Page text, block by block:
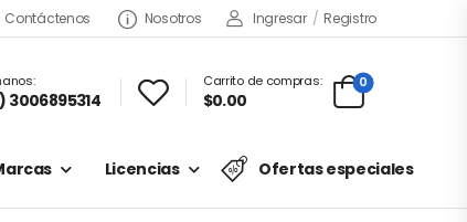
Contáctenos Nosotros Ingresar / Registro
3006895314
Carrito de compras:
$0.00
0
Licencias Ofertas especiales